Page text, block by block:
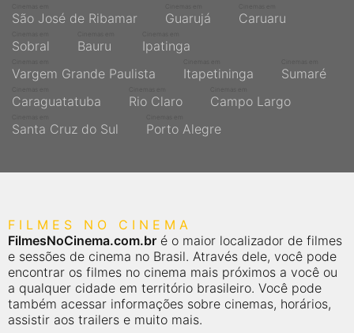
São José de Ribamar Guarujá Caruaru
Sobral Bauru Ipatinga
Vargem Grande Paulista Itapetininga Sumaré
Caraguatatuba Rio Claro Campo Largo
Santa Cruz do Sul Porto Alegre
FILMES NO CINEMA
FilmesNoCinema.com.br é o maior localizador de filmes
e sessões de cinema no Brasil. Através dele, você pode
encontrar os filmes no cinema mais próximos a você ou
a qualquer cidade em território brasileiro. Você pode
também acessar informações sobre cinemas, horários,
assistir aos trailers e muito mais.